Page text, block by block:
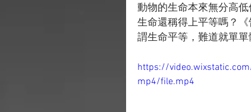
動物的生命本來無分高
生命還稱得上平等嗎？
謂生命平等，難道就單
https://
mp4/file.mp4